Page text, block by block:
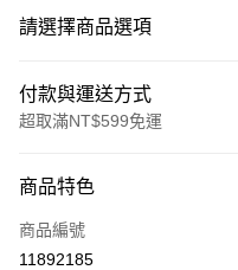
請選擇商品選項
付款與運送方式
超取滿NT$599免運
信用卡一次付款
超商取貨付款
商品特色
商品編號
11892185